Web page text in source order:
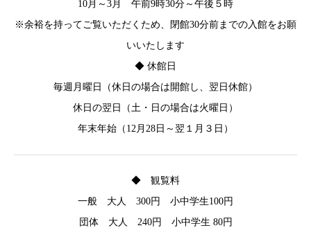
10月～3月 午前9時30分～午後５時
※余裕を持ってご覧いただくため、閉館30分前までの入館をお願
いいたします
◆ 休館日
毎週月曜日（休日の場合は開館し、翌日休館）
休日の翌日（土・日の場合は火曜日）
年末年始（12月28日～翌１月３日）
◆ 観覧料
一般 大人 300円 小中学生100円
団体 大人 240円 小中学生 80円